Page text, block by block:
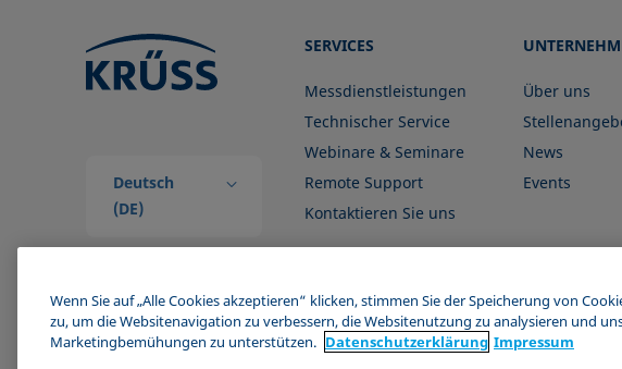
Deutsch
(DE)
SERVICES
Messdienstleistungen
Technischer Service
Webinare & Seminare
Remote Support
Kontaktieren Sie uns
Über uns
News
Events
Wenn Sie auf „Alle Cookies akzeptieren“ klicken, stimmen Sie der Speicherung von
zu, um die Websitenavigation zu verbessern, die Websitenutzung zu analysieren und
Marketingbemühungen zu unterstützen. Datenschutz­erklärung Impressum